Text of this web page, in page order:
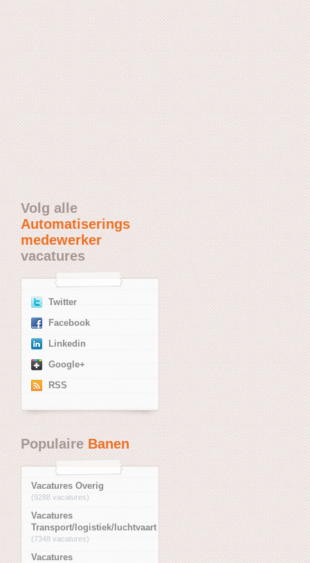
Volg alle
Automatiserings
medewerker
vacatures
Twitter
Facebook
Linkedin
Google+
RSS
PopulaireBanen
Vacatures Overig
(9288 vacatures)
Vacatures
Transport/logistiek/luchtvaart
(7348 vacatures)
Vacatures